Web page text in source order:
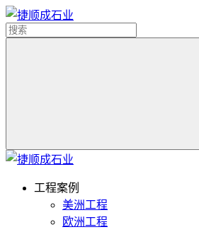
工程案例
美洲工程
欧洲工程